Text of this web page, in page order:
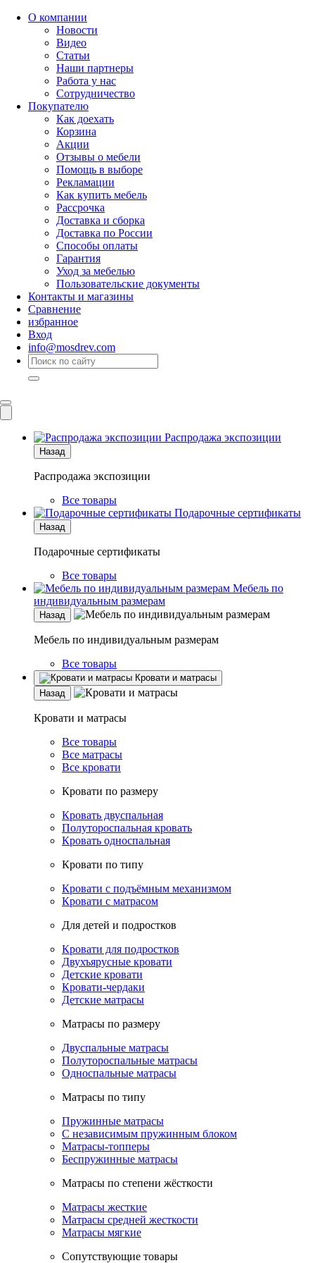
О компании
Новости
Видео
Статьи
Наши партнеры
Работа у нас
Сотрудничество
Покупателю
Как доехать
Корзина
Акции
Отзывы о мебели
Помощь в выборе
Рекламации
Как купить мебель
Рассрочка
Доставка и сборка
Доставка по России
Способы оплаты
Гарантия
Уход за мебелью
Пользовательские документы
Контакты и магазины
Сравнение
избранное
Вход
info@mosdrev.com
Распродажа экспозиции
Назад
Распродажа экспозиции
Все товары
Подарочные сертификаты
Назад
Подарочные сертификаты
Все товары
Мебель по
индивидуальным размерам
Назад
Мебель по индивидуальным размерам
Все товары
Кровати и матрасы
Назад
Кровати и матрасы
Все товары
Все матрасы
Все кровати
Кровати по размеру
Кровать двуспальная
Полутороспальная кровать
Кровать односпальная
Кровати по типу
Кровати с подъёмным механизмом
Кровати с матрасом
Для детей и подростков
Кровати для подростков
Двухъярусные кровати
Детские кровати
Кровати-чердаки
Детские матрасы
Матрасы по размеру
Двуспальные матрасы
Полутороспальные матрасы
Односпальные матрасы
Матрасы по типу
Пружинные матрасы
С независимым пружинным блоком
Матрасы-топперы
Беспружинные матрасы
Матрасы по степени жёсткости
Матрасы жесткие
Матрасы средней жесткости
Матрасы мягкие
Сопутствующие товары